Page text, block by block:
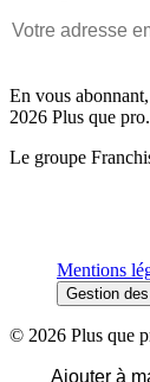
En vous
2026 Plus que
Le groupe
Mentions
Gestion
© 2026 Plus que
Ajouter à